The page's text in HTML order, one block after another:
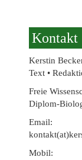
Kontakt
Kerstin
Text •
Freie
Diplom-
Email:
Mobil: